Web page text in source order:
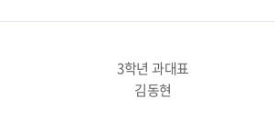
3학년 과대표
김동현